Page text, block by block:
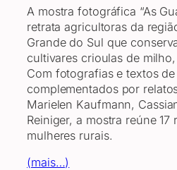
A mostra fotográfica “As
retrata agricultoras da
Grande do Sul que
cultivares crioulas de
Com fotografias e textos
complementados por
Marielen Kaufmann,
Reiniger, a mostra reúne 17
mulheres rurais.
(mais…)